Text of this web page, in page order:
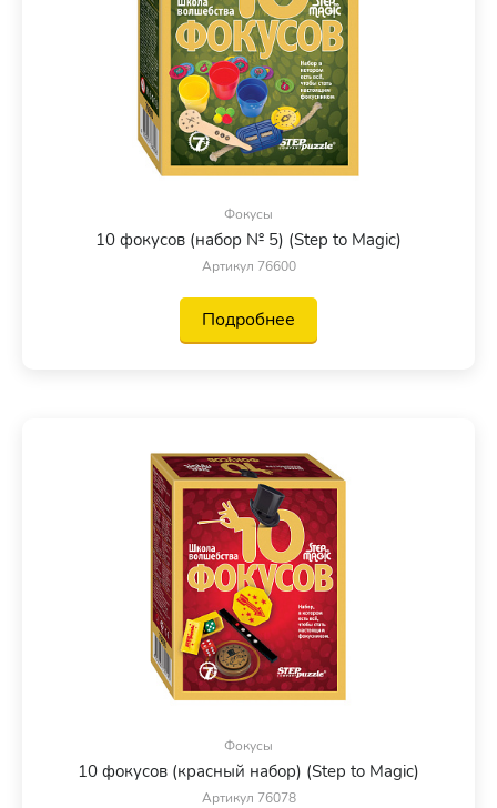
Фокусы
10 фокусов (набор № 5) (Step to Magic)
Артикул 76600
Подробнее
Фокусы
10 фокусов (красный набор) (Step to Magic)
Артикул 76078